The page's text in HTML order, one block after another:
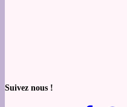
Suivez nous !